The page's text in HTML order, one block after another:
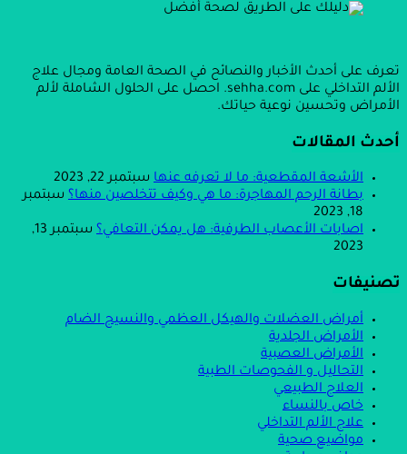
تعرف على أحدث الأخبار والنصائح في الصحة العامة ومجال علاج
الألم التداخلي على sehha.com. احصل على الحلول الشاملة لألم
الأمراض وتحسين نوعية حياتك.
أحدث المقالات
الأشعة المقطعية: ما لا تعرفه عنها سبتمبر 22, 2023
بطانة الرحم المهاجرة: ما هي وكيف تتخلصين منها؟ سبتمبر
18, 2023
اصابات الأعصاب الطرفية: هل يمكن التعافي؟
سبتمبر 13,
2023
تصنيفات
أمراض العضلات والهيكل العظمي والنسيج الضام
الأمراض الجلدية
الأمراض العصبية
التحاليل و الفحوصات الطبية
العلاج الطبيعي
خاص بالنساء
علاج الألم التداخلي
مواضيع صحية